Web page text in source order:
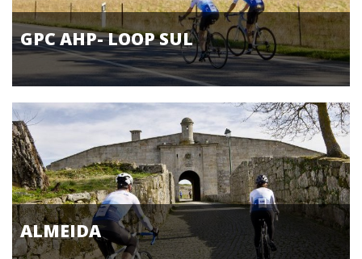
GPC AHP- LOOP SUL
ALMEIDA